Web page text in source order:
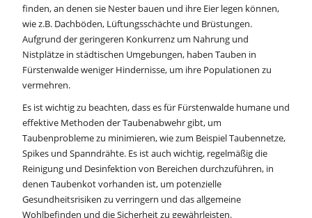
finden, an denen sie Nester bauen und ihre Eier legen können,
wie z.B. Dachböden, Lüftungsschächte und Brüstungen.
Aufgrund der geringeren Konkurrenz um Nahrung und
Nistplätze in städtischen Umgebungen, haben Tauben in
Fürstenwalde weniger Hindernisse, um ihre Populationen zu
vermehren.
Es ist wichtig zu beachten, dass es für Fürstenwalde humane und
effektive Methoden der Taubenabwehr gibt, um
Taubenprobleme zu minimieren, wie zum Beispiel Taubennetze,
Spikes und Spanndrähte. Es ist auch wichtig, regelmäßig die
Reinigung und Desinfektion von Bereichen durchzuführen, in
denen Taubenkot vorhanden ist, um potenzielle
Gesundheitsrisiken zu verringern und das allgemeine
Wohlbefinden und die Sicherheit zu gewährleisten.